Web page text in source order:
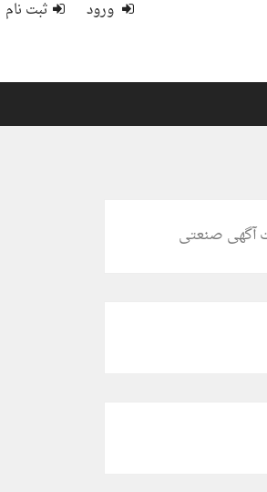
ورود ثبت نام